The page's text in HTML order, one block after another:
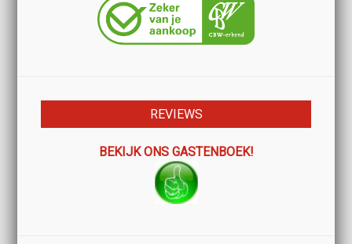
REVIEWS
BEKIJK ONS GASTENBOEK!